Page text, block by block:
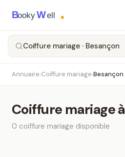
BookyWell
Coiffure mariage · Besançon
Annuaire›Coiffure mariage›Besançon
Coiffure mariageà
0 coiffure mariage disponible